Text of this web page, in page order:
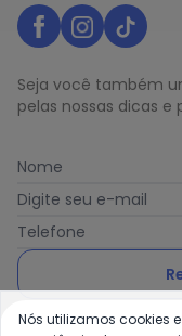
Seja você também
pelas nossas dicas e
Nome
Digite seu e-mail
Telefone
Ao enviar o
Nós utilizamos cookies